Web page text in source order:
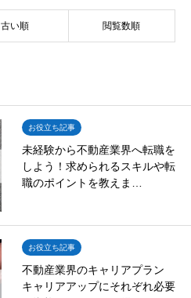
古い順 閲覧数順
お役立ち記事
未経験から不動産業界へ転職を
しよう！求められるスキルや転
職のポイントを教えま…
お役立ち記事
不動産業界のキャリアプラン
キャリアアップにそれぞれ必要